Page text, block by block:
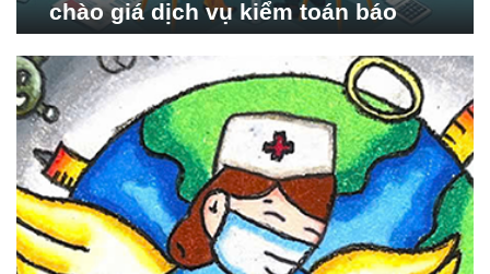
chào giá dịch vụ kiểm toán báo
Nghiên cứu Phát triển Xã
hội_ISDS)